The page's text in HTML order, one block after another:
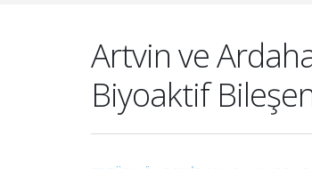
Artvin ve
Biyoaktif